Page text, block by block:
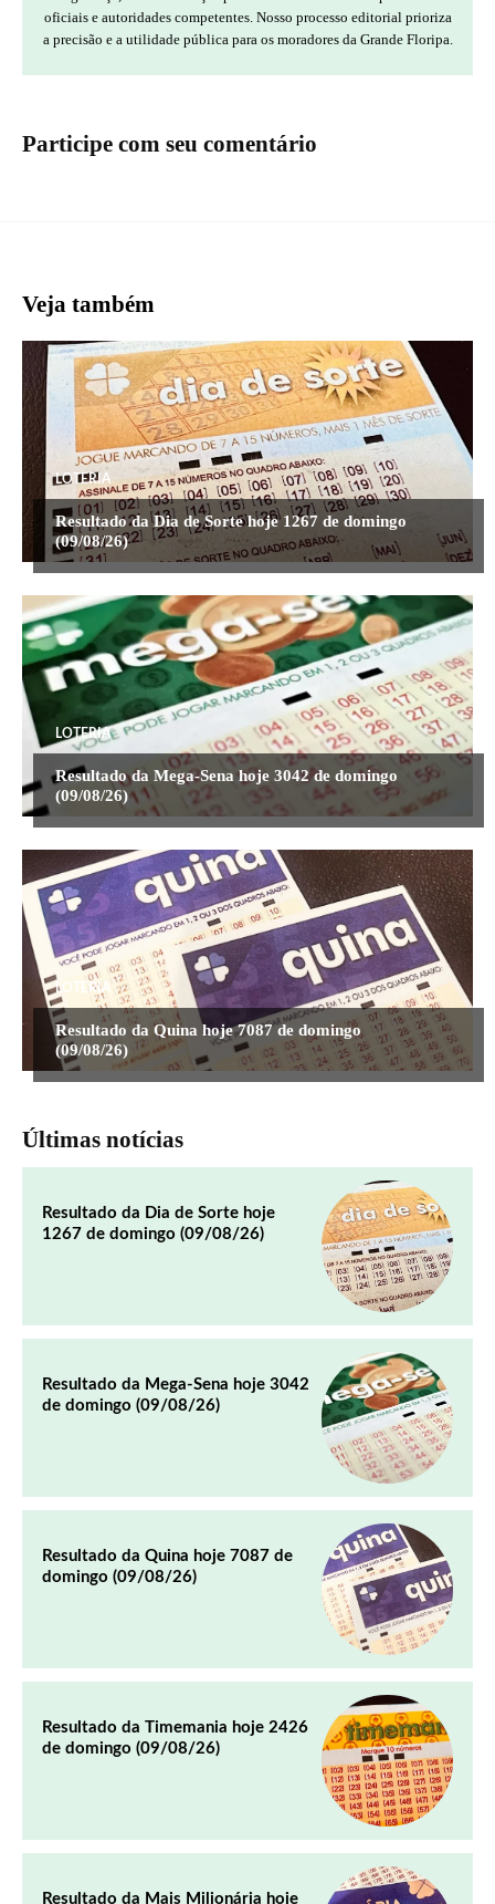
oficiais e autoridades competentes. Nosso processo editorial prioriza
a precisão e a utilidade pública para os moradores da Grande Floripa.
Participe com seu comentário
Veja também
LOTERIA
Resultado da Dia de Sorte hoje 1267 de domingo
(09/08/26)
LOTERIA
Resultado da Mega-Sena hoje 3042 de domingo
(09/08/26)
LOTERIA
Resultado da Quina hoje 7087 de domingo
(09/08/26)
Últimas notícias
Resultado da Dia de Sorte hoje
1267 de domingo (09/08/26)
Resultado da Mega-Sena hoje 3042
de domingo (09/08/26)
Resultado da Quina hoje 7087 de
domingo (09/08/26)
Resultado da Timemania hoje 2426
de domingo (09/08/26)
Resultado da Mais Milionária hoje